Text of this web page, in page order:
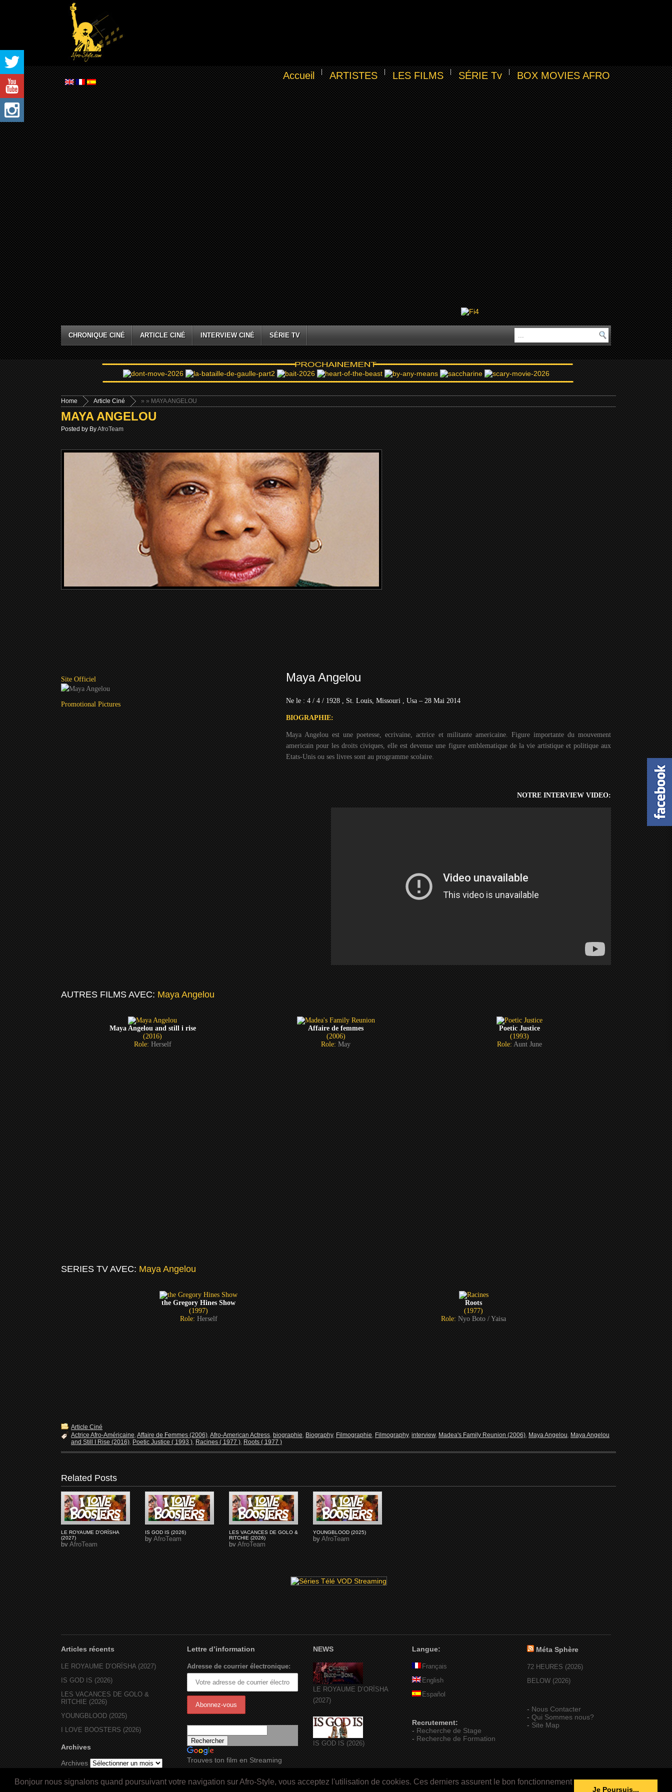
Bonjour nous signalons quand poursuivant votre navigation sur Afro-Style, vous acceptez l'utilisation de cookies. Ces derniers assurent le bon fonctionnement
Je Poursuis...
Accueil ARTISTES LES FILMS SÉRIE Tv BOX MOVIES AFRO
CHRONIQUE CINÉ ARTICLE CINÉ INTERVIEW CINÉ SÉRIE TV
Home »
Article Ciné » MAYA ANGELOU
MAYA ANGELOU
Posted by ByAfroTeam
Site Officiel
Promotional Pictures
Maya Angelou
Ne le : 4 / 4 / 1928 , St. Louis, Missouri , Usa – 28 Mai 2014
BIOGRAPHIE:
Maya Angelou est une poetesse, ecrivaine, actrice et militante americaine. Figure importante du mouvement
americain pour les droits civiques, elle est devenue une figure emblematique de la vie artistique et politique aux
Etats-Unis ou ses livres sont au programme scolaire.
NOTRE INTERVIEW VIDEO:
AUTRES FILMS AVEC:Maya Angelou
Maya Angelou and still i rise
(2016)
Role:Herself
Affaire de femmes
(2006)
Role:May
Poetic Justice
(1993)
Role:Aunt June
SERIES TV AVEC:Maya Angelou
the Gregory Hines Show
(1997)
Role:Herself
Roots
(1977)
Role:Nyo Boto / Yaisa
Article Ciné
Actrice Afro-Américaine,Affaire de Femmes (2006),Afro-American Actress,biographie,Biography,Filmographie,Filmography,interview,Madea's Family Reunion (2006),Maya Angelou,Maya Angelou
and Still I Rise (2016),Poetic Justice ( 1993 ),Racines ( 1977 ),Roots ( 1977 )
Related Posts
LE ROYAUME D'ORÏSHA
(2027)
byAfroTeam
IS GOD IS (2026)
byAfroTeam
LES VACANCES DE GOLO &
RITCHIE (2026)
byAfroTeam
YOUNGBLOOD (2025)
byAfroTeam
Articles récents
LE ROYAUME D’ORÏSHA (2027)
IS GOD IS (2026)
LES VACANCES DE GOLO &
RITCHIE (2026)
YOUNGBLOOD (2025)
I LOVE BOOSTERS (2026)
Archives
Archives
Lettre d’information
Adresse de courrier électronique:
Trouves ton film en Streaming
NEWS
LE ROYAUME D’ORÏSHA
(2027)
IS GOD IS (2026)
Langue:
Français
English
Español
Recrutement:
-Recherche de Stage
-Recherche de Formation
Méta Sphère
72 HEURES (2026)
BELOW (2026)
-Nous Contacter
-Qui Sommes nous?
-Site Map